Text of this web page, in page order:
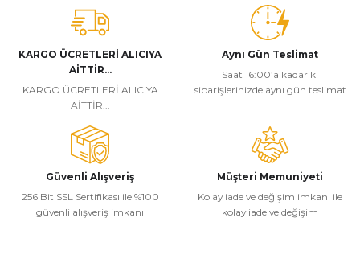
KARGO ÜCRETLERİ ALICIYA
AİTTİR...
KARGO ÜCRETLERİ ALICIYA
AİTTİR...
Aynı Gün Teslimat
Saat 16:00’a kadar ki
siparişlerinizde aynı gün teslimat
Güvenli Alışveriş
256 Bit SSL Sertifikası ile %100
güvenli alışveriş imkanı
Müşteri Memuniyeti
Kolay iade ve değişim imkanı ile
kolay iade ve değişim